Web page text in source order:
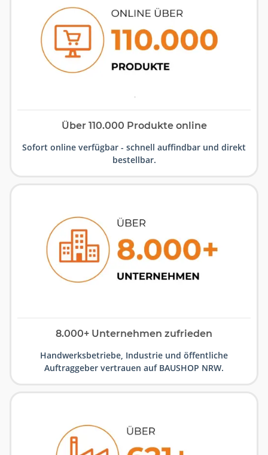
Über 110.000 Produkte online
Sofort online verfügbar - schnell auffindbar und direkt
bestellbar.
8.000+ Unternehmen zufrieden
Handwerksbetriebe, Industrie und öffentliche
Auftraggeber vertrauen auf BAUSHOP NRW.